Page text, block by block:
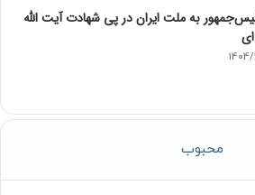
به ملت ایران در پی شهادت آیت الله
1404/
محبوب